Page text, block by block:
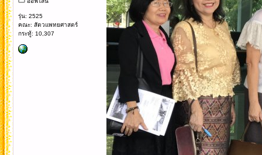
รุ่น: 2525
คณะ: สัตวแพทยศาสตร์
กระทู้: 10,307